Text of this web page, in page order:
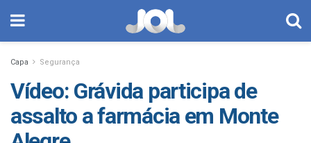
Capa Segurança
Vídeo: Grávida participa de
assalto a farmácia em Monte